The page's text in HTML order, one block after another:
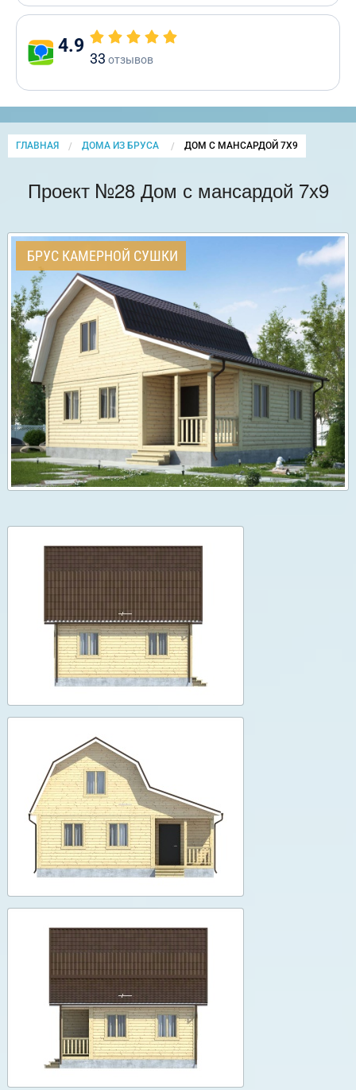
4.9
33 отзывов
ГЛАВНАЯ ДОМА ИЗ БРУСА CURRENT:
ДОМ С МАНСАРДОЙ 7Х9
Проект №28 Дом с мансардой 7х9
БРУС КАМЕРНОЙ СУШКИ